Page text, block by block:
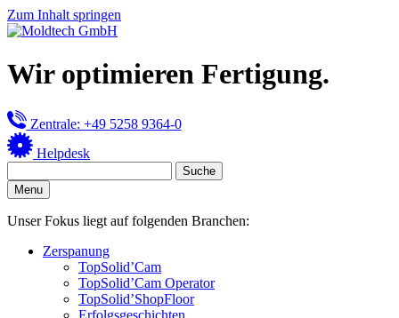
Zum Inhalt springen
Wir optimieren Fertigung.
Zentrale: +49 5258 9364-0
Helpdesk
Menu
Unser Fokus liegt auf folgenden Branchen:
Zerspanung
TopSolid’Cam
TopSolid’Cam Operator
TopSolid’ShopFloor